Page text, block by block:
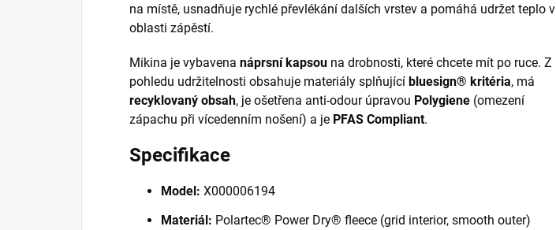
na místě, usnadňuje rychlé převlékání dalších vrstev a pomáhá udržet teplo v
oblasti zápěstí.
Mikina je vybavena náprsní kapsou na drobnosti, které chcete mít po ruce. Z
pohledu udržitelnosti obsahuje materiály splňující bluesign® kritéria, má
recyklovaný obsah, je ošetřena anti-odour úpravou Polygiene (omezení
zápachu při vícedenním nošení) a je PFAS Compliant.
Specifikace
Model: X000006194
Materiál: Polartec® Power Dry® fleece (grid interior, smooth outer)